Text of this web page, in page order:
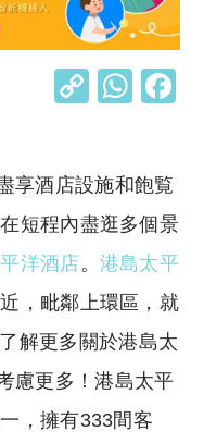
C
y
Li
n
k
W
s
A
p
p
享酒店設施和飽覧
短程內盡逛多個景
洋酒店 。 港島太平
，毗鄰上環區，就
解更多關於港島太
慮更多！港島太平
，擁有333間客